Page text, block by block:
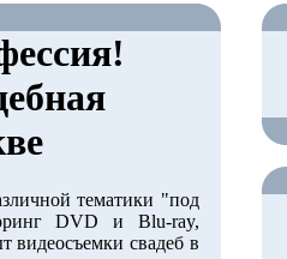
тематики "под
DVD и Blu-ray,
видеосъемки свадеб в